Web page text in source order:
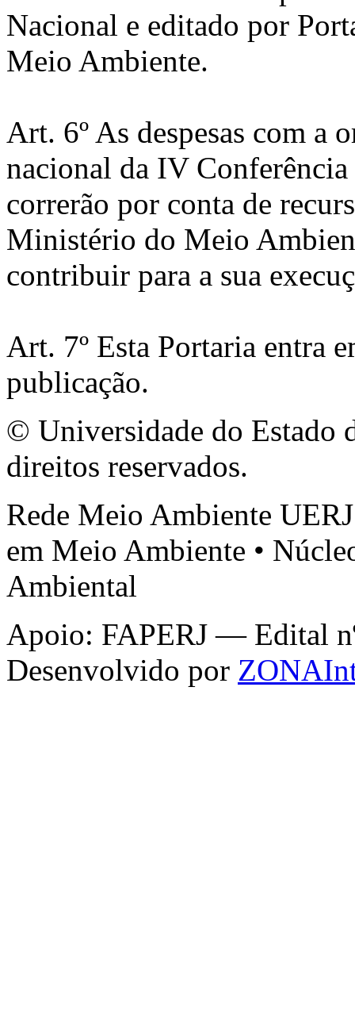
Nacional e editado por
Meio Ambiente.
Art. 6º As despesas com a
nacional da IV
correrão por conta de
Ministério do Meio
contribuir para a sua
Art. 7º Esta Portaria entra
publicação.
© Universidade do Estado
direitos reservados.
Rede Meio Ambiente
em Meio Ambiente •
Ambiental
Apoio: FAPERJ — Edital
Desenvolvido por